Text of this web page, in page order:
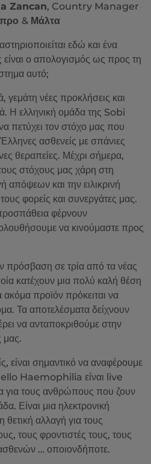
Zancan, Country Manager
& Μάλτα
εδώ και ένα
ο απολογισμός ως προς τη
αυτό;
γεμάτη νέες προκλήσεις και
Η ελληνική ομάδα της Sobi
πετύχει τον στόχο μας που
ασθενείς με σπάνιες
θεραπείες. Μέχρι σήμερα,
στόχους μας χάρη στη
απόψεων και την ειλικρινή
φορείς και συνεργάτες μας.
φέρνουν
να κινούμαστε προς
πρόσβαση σε τρία από τα νέας
κατέχουν μια πολύ καλή θέση
προϊόν πρόκειται να
Τα αποτελέσματα δείχνουν
να ανταποκριθούμε στην
μας.
είναι σημαντικό να αναφέρουμε
Haemophilia είναι live
για τους ανθρώπους που ζουν
Είναι μια ηλεκτρονική
θετική αλλαγή για τους
τους φροντιστές τους, τους
… οποιονδήποτε.